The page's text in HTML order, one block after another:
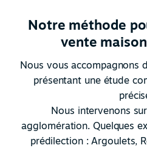
Notre méthode
vente
Nous vous accompagnons
présentant une étude
Nous intervenons
agglomération. Quelques
prédilection : Argoulets,